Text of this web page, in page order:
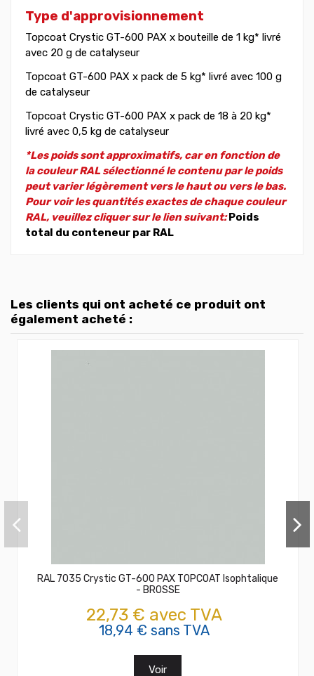
Type d'approvisionnement
Topcoat Crystic GT-600 PAX x bouteille de 1 kg* livré
avec 20 g de catalyseur
Topcoat GT-600 PAX x pack de 5 kg* livré avec 100 g
de catalyseur
Topcoat Crystic GT-600 PAX x pack de 18 à 20 kg*
livré avec 0,5 kg de catalyseur
*Les poids sont approximatifs, car en fonction de
la couleur RAL sélectionné le contenu par le poids
peut varier légèrement vers le haut ou vers le bas.
Pour voir les quantités exactes de chaque couleur
RAL, veuillez cliquer sur le lien suivant:Poids
total du conteneur par RAL
Les clients qui ont acheté ce produit ont
également acheté :
RAL 7035 Crystic GT-600 PAX TOPCOAT Isophtalique
- BROSSE
22,73 € avec TVA
18,94 € sans TVA
Voir